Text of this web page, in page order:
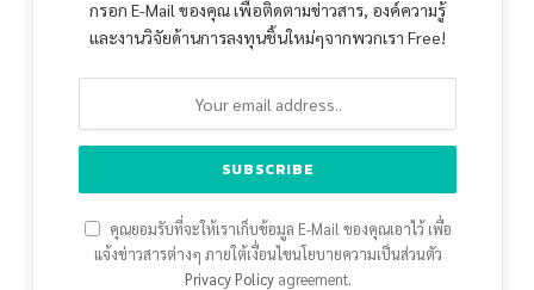
กรอก E-Mail ของคุณ เพื่อติดตามข่าวสาร, องค์ความรู้
และงานวิจัยด้านการลงทุนชิ้นใหม่ๆจากพวกเรา Free!
คุณยอมรับที่จะให้เราเก็บข้อมูล E-Mail ของคุณเอาไว้ เพื่อ
แจ้งข่าวสารต่างๆ ภายใต้เงื่อนไขนโยบายความเป็นส่วนตัว
Privacy Policyagreement.